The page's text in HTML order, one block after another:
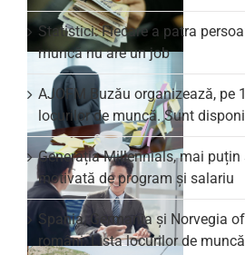
Statistici: Fiecare a patra
muncă nu are un job
AJOFM Buzău organizează, pe
locurilor de muncă. Sunt
Generația Millennials, mai
motivată de program și salariu
Spania, Germania și Norvegia
români. Lista locurilor de muncă